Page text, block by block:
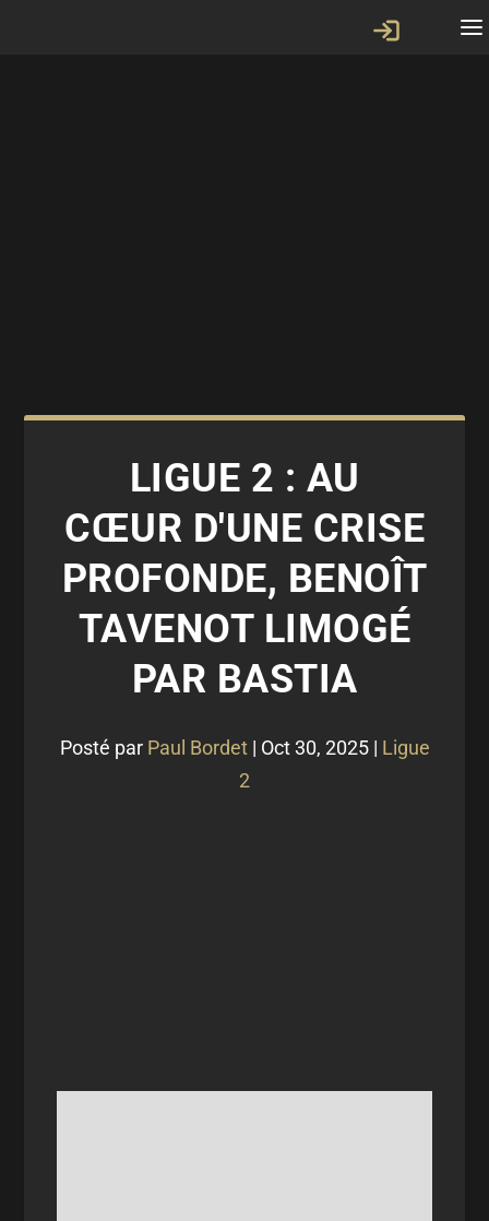
LIGUE 2 : AU
CŒUR D'UNE CRISE
PROFONDE, BENOÎT
TAVENOT LIMOGÉ
PAR BASTIA
Posté par Paul Bordet| Oct 30, 2025| Ligue
2